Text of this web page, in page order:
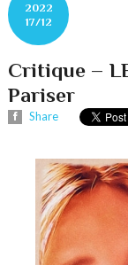
2022
17/12
Critique –
Pariser
Share